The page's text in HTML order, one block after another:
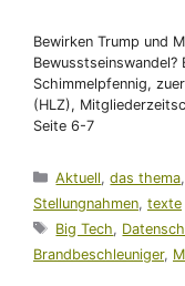
Bewirken Trump und
Schimmelpfennig,
(HLZ),
Seite 6-7
Kategorien
Aktuell,das thema
Stellungnahmen, texte
Schlagwörter
Big Tech,
Brandbeschleuniger,